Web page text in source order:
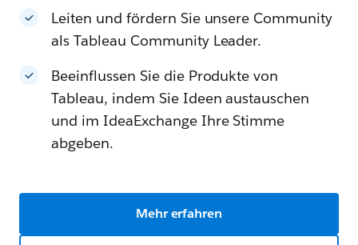
Leiten und fördern Sie unsere Community
als Tableau Community Leader.
Beeinflussen Sie die Produkte von
Tableau, indem Sie Ideen austauschen
und im IdeaExchange Ihre Stimme
abgeben.
Mehr erfahren